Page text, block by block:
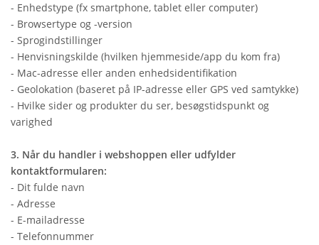
- Enhedstype (fx smartphone, tablet eller computer)
- Browsertype og -version
- Sprogindstillinger
- Henvisningskilde (hvilken hjemmeside/app du kom fra)
- Mac-adresse eller anden enhedsidentifikation
- Geolokation (baseret på IP-adresse eller GPS ved samtykke)
- Hvilke sider og produkter du ser, besøgstidspunkt og
varighed
3. Når du handler i webshoppen eller udfylder
kontaktformularen:
- Dit fulde navn
- Adresse
- E-mailadresse
- Telefonnummer